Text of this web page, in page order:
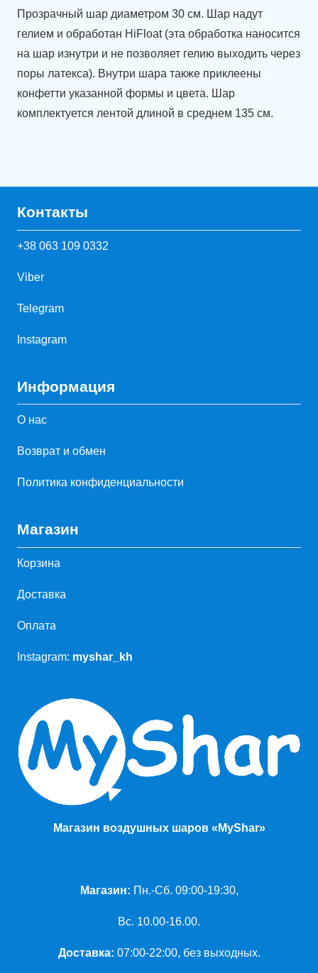
Прозрачный шар диаметром 30 см. Шар надут
гелием и обработан HiFloat (эта обработка наносится
на шар изнутри и не позволяет гелию выходить через
поры латекса). Внутри шара также приклеены
конфетти указанной формы и цвета. Шар
комплектуется лентой длиной в среднем 135 см.
Контакты
+38 063 109 0332
Viber
Telegram
Instagram
Информация
О нас
Возврат и обмен
Политика конфиденциальности
Магазин
Корзина
Доставка
Оплата
Instagram: myshar_kh
Магазин воздушных шаров «MyShar»
Магазин: Пн.-Сб. 09:00-19:30,
Вс. 10.00-16.00.
Доставка: 07:00-22:00, без выходных.